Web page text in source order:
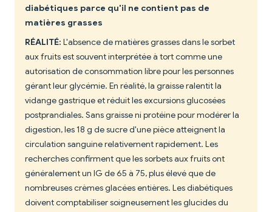
diabétiques parce qu'il ne contient pas de
matières grasses
RÉALITÉ: L'absence de matières grasses dans le sorbet
aux fruits est souvent interprétée à tort comme une
autorisation de consommation libre pour les personnes
gérant leur glycémie. En réalité, la graisse ralentit la
vidange gastrique et réduit les excursions glucosées
postprandiales. Sans graisse ni protéine pour modérer la
digestion, les 18 g de sucre d'une pièce atteignent la
circulation sanguine relativement rapidement. Les
recherches confirment que les sorbets aux fruits ont
généralement un IG de 65 à 75, plus élevé que de
nombreuses crèmes glacées entières. Les diabétiques
doivent comptabiliser soigneusement les glucides du